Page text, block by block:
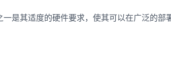
是其适度的硬件要求，使其可以在广泛的部